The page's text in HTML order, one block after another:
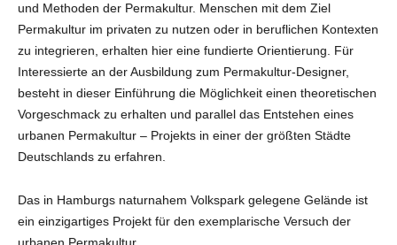
und Methoden der Permakultur. Menschen mit dem Ziel
Permakultur im privaten zu nutzen oder in beruflichen Kontexten
zu integrieren, erhalten hier eine fundierte Orientierung. Für
Interessierte an der Ausbildung zum Permakultur-Designer,
besteht in dieser Einführung die Möglichkeit einen theoretischen
Vorgeschmack zu erhalten und parallel das Entstehen eines
urbanen Permakultur – Projekts in einer der größten Städte
Deutschlands zu erfahren.
Das in Hamburgs naturnahem Volkspark gelegene Gelände ist
ein einzigartiges Projekt für den exemplarische Versuch der